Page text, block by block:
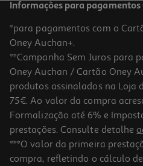
-10%
Livro Alegria Danielle Steel
15.93 €/un
Informações para pagamentos
*para pagamentos com o
Oney Auchan+.
**Campanha Sem Juros para
Oney Auchan / Cartão Oney
produtos assinalados na Loja
75€. Ao valor da compra
Formalização até 6% e
prestações. Consulte detalhe
***O valor da primeira
compra, refletindo o cálculo